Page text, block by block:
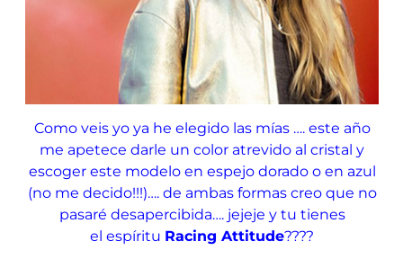
Como veis yo ya he elegido las mías …. este año
me apetece darle un color atrevido al cristal y
escoger este modelo en espejo dorado o en azul
(no me decido!!!)…. de ambas formas creo que no
pasaré desapercibida…. jejeje y tu tienes
el espíritu Racing Attitude????